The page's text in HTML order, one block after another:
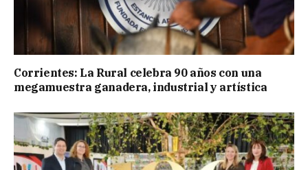
Corrientes: La Rural celebra 90 años con una
megamuestra ganadera, industrial y artística